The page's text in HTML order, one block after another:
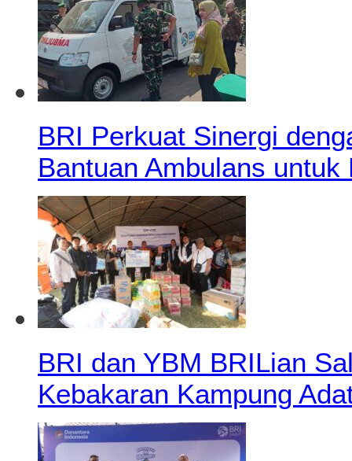
BRI Perkuat Sinergi
Bantuan Ambulans
BRI dan YBM BRILian
Kebakaran Kampung